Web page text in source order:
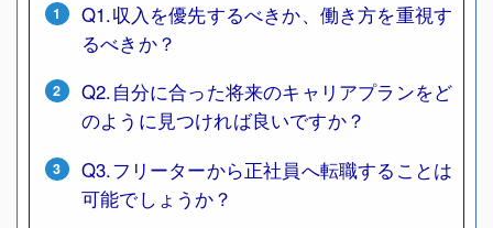
Q1.収入を優先するべきか、働き方を重視す
るべきか？
Q2.自分に合った将来のキャリアプランをど
のように見つければ良いですか？
Q3.フリーターから正社員へ転職することは
可能でしょうか？